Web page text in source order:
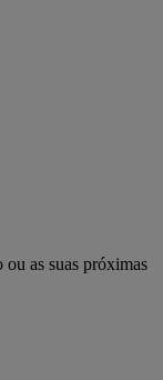
as suas próximas